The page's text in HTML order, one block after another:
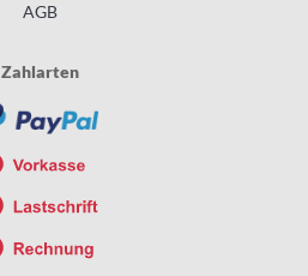
AGB
Zahlarten